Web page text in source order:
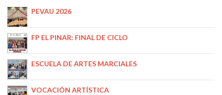
PEVAU 2026
FP EL PINAR: FINAL DE CICLO
ESCUELA DE ARTES MARCIALES
VOCACIÓN ARTÍSTICA